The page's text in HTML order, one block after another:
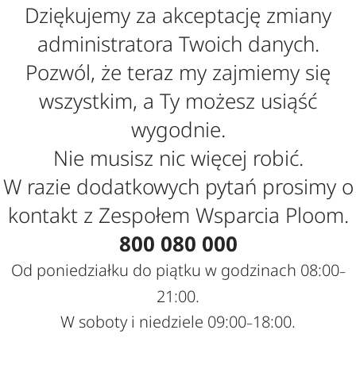
Dziękujemy za akceptację zmiany
administratora Twoich danych.
Pozwól, że teraz my zajmiemy się
wszystkim, a Ty możesz usiąść
wygodnie.
Nie musisz nic więcej robić.
W razie dodatkowych pytań prosimy o
kontakt z Zespołem Wsparcia Ploom.
800 080 000
Od poniedziałku do piątku w godzinach 08:00–
21:00.
W soboty i niedziele 09:00–18:00.